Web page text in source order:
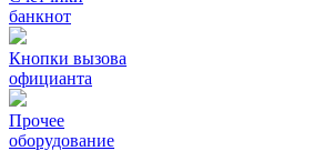
банкнот
Кнопки вызова
официанта
Прочее
оборудование